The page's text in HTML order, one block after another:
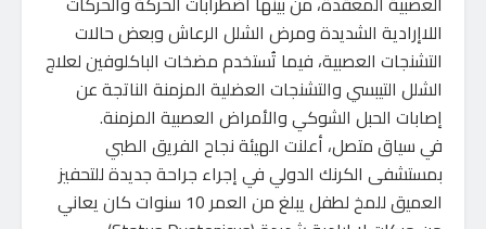
اللاإرادية الشديدة ومرض الشلل الرعاش وبعض حالات
التشنجات العصبية، فيما تُستخدم مضخات الباكلوفين لعلاج
الشلل التيبسي والتشنجات العضلية المزمنة الناتجة عن
إصابات الحبل الشوكي والأمراض العصبية المزمنة.
في سياق متصل، أعلنت الهيئة نجاح الفريق الطبي
بمستشفى الكرنك الدولي في إجراء جراحة جديدة للتحفيز
العميق للمخ لطفل يبلغ من العمر 10 سنوات كان يعاني